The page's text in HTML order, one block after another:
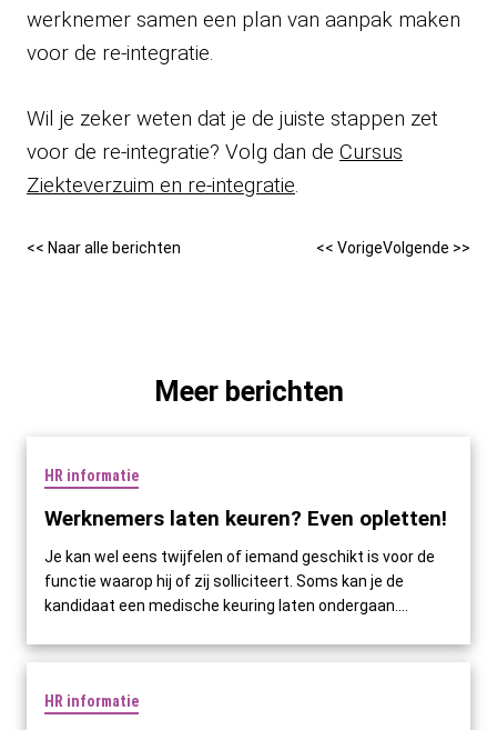
werknemer samen een plan van aanpak maken
voor de re-integratie.
Wil je zeker weten dat je de juiste stappen zet
voor de re-integratie? Volg dan de Cursus
Ziekteverzuim en re-integratie.
<< Naar alle berichten << VorigeVolgende >>
Meer berichten
HR informatie
Werknemers laten keuren? Even opletten!
Je kan wel eens twijfelen of iemand geschikt is voor de
functie waarop hij of zij solliciteert. Soms kan je de
kandidaat een medische keuring laten ondergaan....
HR informatie